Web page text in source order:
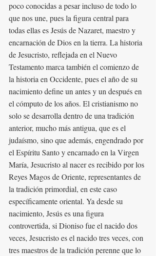
poco conocidas a pesar incluso de todo lo
que nos une, pues la figura central para
todas ellas es Jesús de Nazaret, maestro y
encarnación de Dios en la tierra. La historia
de Jesucristo, reflejada en el Nuevo
Testamento marca también el comienzo de
la historia en Occidente, pues el año de su
nacimiento define un antes y un después en
el cómputo de los años. El cristianismo no
solo se desarrolla dentro de una tradición
anterior, mucho más antigua, que es el
judaísmo, sino que además, engendrado por
el Espíritu Santo y encarnado en la Virgen
María, Jesucristo al nacer es recibido por los
Reyes Magos de Oriente, representantes de
la tradición primordial, en este caso
específicamente oriental. Ya desde su
nacimiento, Jesús es una figura
controvertida, si Dioniso fue el nacido dos
veces, Jesucristo es el nacido tres veces, con
tres maestros de la tradición perenne que lo